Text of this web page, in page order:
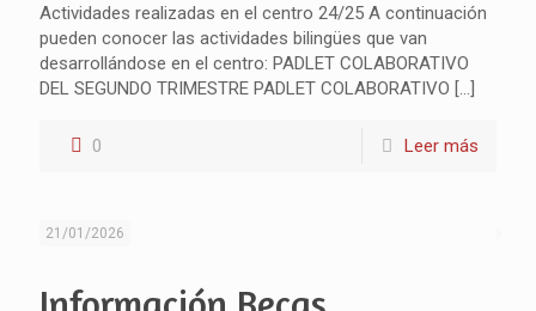
Actividades realizadas en el centro 24/25 A continuación
pueden conocer las actividades bilingües que van
desarrollándose en el centro: PADLET COLABORATIVO
DEL SEGUNDO TRIMESTRE PADLET COLABORATIVO […]
0 Leer más
21/01/2026